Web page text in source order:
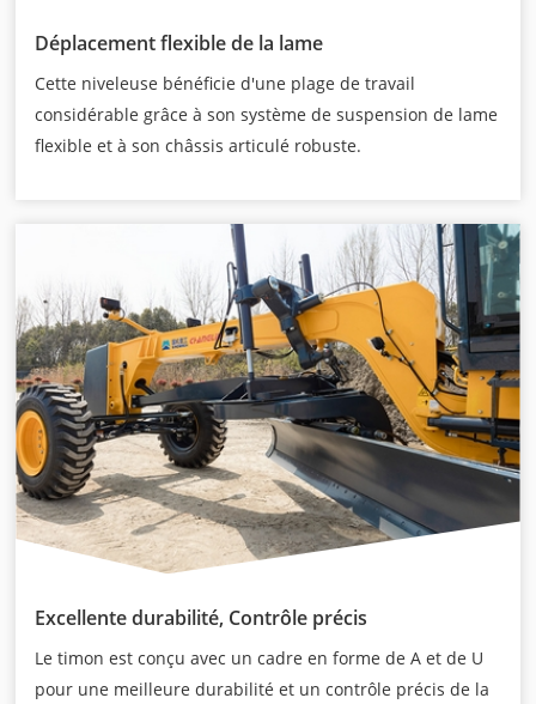
Déplacement flexible de la lame
Cette niveleuse bénéficie d'une plage de travail
considérable grâce à son système de suspension de lame
flexible et à son châssis articulé robuste.
Excellente durabilité, Contrôle précis
Le timon est conçu avec un cadre en forme de A et de U
pour une meilleure durabilité et un contrôle précis de la